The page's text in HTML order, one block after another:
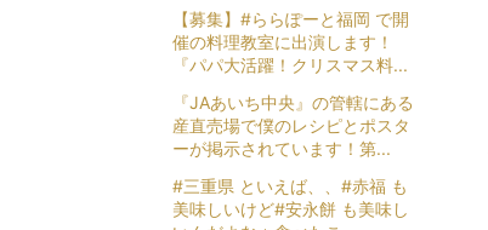
【募集】#ららぽーと福岡 で開
催の料理教室に出演します！
『パパ大活躍！クリスマス料...
『JAあいち中央』の管轄にある
産直売場で僕のレシピとポスタ
ーが掲示されています！第...
#三重県 といえば、、#赤福 も
美味しいけど#安永餅 も美味し